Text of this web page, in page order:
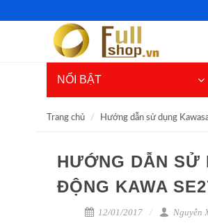
NỔI BẬT
Trang chủ Hướng dẫn sử dụng
HƯỚNG DẪN SỬ
ĐỘNG KAWA
12/01/2017 Nguyễn